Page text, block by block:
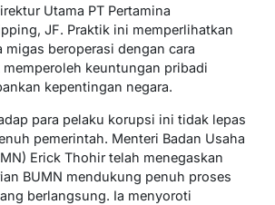
Utama PT Pertamina
JF. Praktik ini memperlihatkan
migas beroperasi dengan cara
keuntungan pribadi
kepentingan negara.
para pelaku korupsi ini tidak lepas
pemerintah. Menteri Badan Usaha
Erick Thohir telah menegaskan
BUMN mendukung penuh proses
berlangsung. Ia menyoroti